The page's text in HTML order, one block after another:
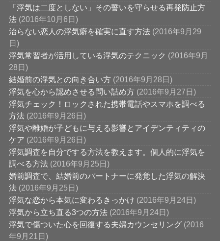
「浮気は二度としない」その誓いを守らせる再発防止方
法 (2016年10月6日)
治らない恋人の浮気癖を確実に直す方法 (2016年9月29
日)
浮気常習者が活用している浮気のテクニック (2016年9月
28日)
結婚前の浮気との向き合い方 (2016年9月28日)
浮気を心から認めさせる問い詰め方 (2016年9月27日)
浮気チェック！ロックされた携帯電話やスマホを調べる
方法 (2016年9月26日)
浮気や離婚が子どもに与える影響とアイデンティティの
ケア (2016年9月26日)
浮気調査を自分でする方法を教えます。個人的に浮気を
調べる方法 (2016年9月25日)
婚前調査で、結婚前のパートナーに発覚した浮気の解決
法 (2016年9月25日)
浮気な恋から本気に変わるきっかけ (2016年9月24日)
浮気から立ち直る3つの方法 (2016年9月24日)
浮気で傷ついた心を回復する夫婦カウンセリング (2016
年9月21日)